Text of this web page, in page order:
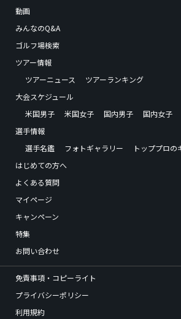
動画
みんなのQ&A
ゴルフ場検索
ツアー情報
ツアーニュース
ツアーランキング
大会スケジュール
米国男子
米国女子 国内男子
国内女子
選手情報
選手名鑑
フォトギャラリー
トッププロの
はじめての方へ
よくある質問
マイページ
キャンペーン
特集
お問い合わせ
免責事項・コピーライト
プライバシーポリシー
利用規約